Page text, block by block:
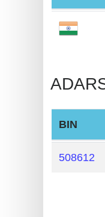
Credit
BIN
Card
Checker
Service
BIN
508612